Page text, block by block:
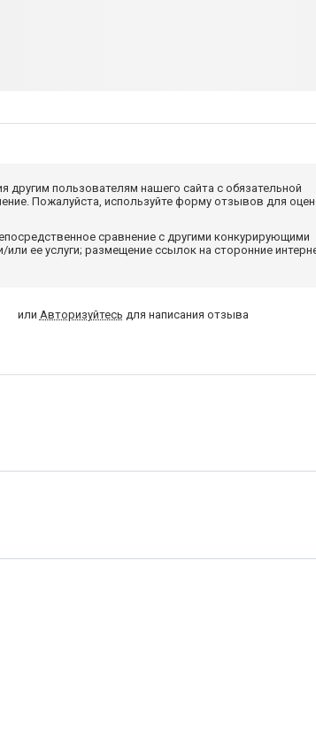
пользователям нашего сайта с обязательной
Пожалуйста, используйте форму отзывов для
сравнение с другими конкурирующими
ее услуги; размещение ссылок на сторонние
или Авторизуйтесь для написания отзыва